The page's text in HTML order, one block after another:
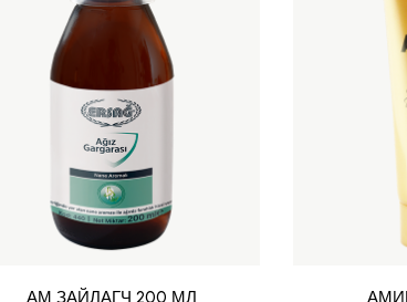
АМ ЗАЙЛАГЧ 200 МЛ